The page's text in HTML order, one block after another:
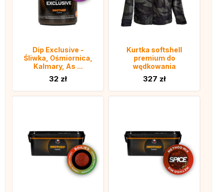
Dip Exclusive -
Śliwka, Ośmiornica,
Kalmary, As ...
32 zł
Kurtka softshell
premium do
wędkowania
327 zł